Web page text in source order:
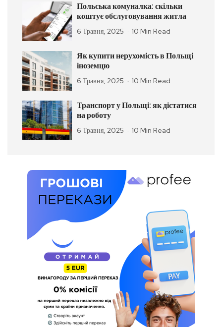
Польська комуналка: скільки
коштує обслуговування житла
6 Травня, 2025 10 Min Read
Як купити нерухомість в Польщі
іноземцю
6 Травня, 2025 10 Min Read
Транспорт у Польщі: як дістатися
на роботу
6 Травня, 2025 10 Min Read